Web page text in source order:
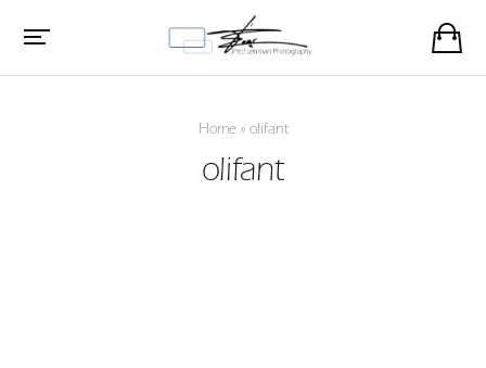
Home » olifant
olifant